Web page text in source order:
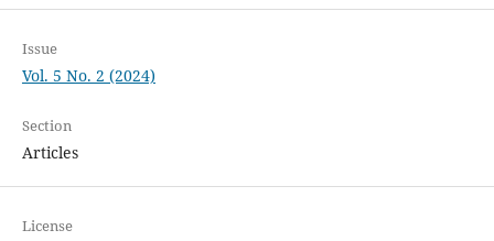
Issue
Vol. 5 No. 2 (2024)
Section
Articles
License